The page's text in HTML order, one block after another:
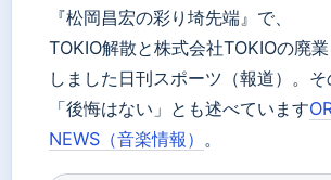
『松岡昌宏の彩り埼先端』で、
TOKIO解散と株式会社TOKIOの廃
しました日刊スポーツ（報道）。
「後悔はない」とも述べています
NEWS（音楽情報） 。